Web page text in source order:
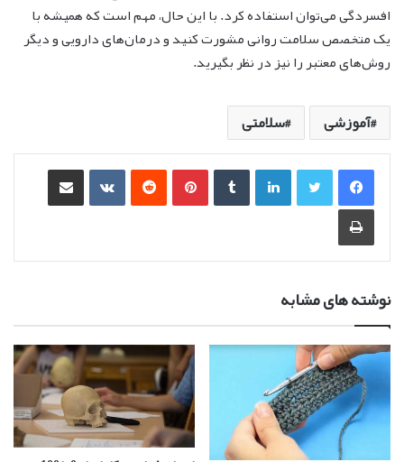
افسردگی می‌توان استفاده کرد. با این حال، مهم است که همیشه با
یک متخصص سلامت روانی مشورت کنید و درمان‌های دارویی و دیگر
روش‌های معتبر را نیز در نظر بگیرید.
آموزشی سلامتی
لینکدین‫تامبلر ‫پین‌ترست‫رددیت ‫VKontakteاشتراک گذاری از طریق ایمیل
چاپ
نوشته های مشابه